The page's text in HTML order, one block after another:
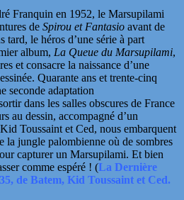
Franquin en 1952, le Marsupilami
de Spirou et Fantasio avant de
tard, le héros d’une série à part
album, La Queue du Marsupilami,
et consacre la naissance d’une
Quarante ans et trente-cinq
seconde adaptation
dans les salles obscures de France
au dessin, accompagné d’un
Toussaint et Ced, nous embarquent
la jungle palombienne où de sombres
capturer un Marsupilami. Et bien
comme espéré ! (La Dernière
de Batem, Kid Toussaint et Ced.